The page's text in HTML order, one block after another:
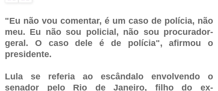
"Eu não vou comentar, é um caso de polícia, não
meu. Eu não sou policial, não sou procurador-
geral. O caso dele é de polícia", afirmou o
presidente.
Lula se referia ao escândalo envolvendo o
senador pelo Rio de Janeiro, filho do ex-